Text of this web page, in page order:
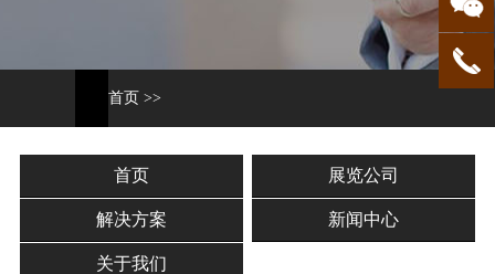
首页 >>
首页 展览公司
解决方案 新闻中心
关于我们